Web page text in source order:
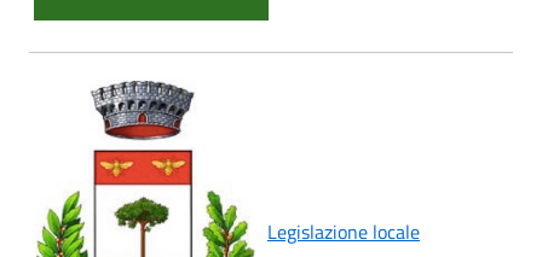
Legislazione locale